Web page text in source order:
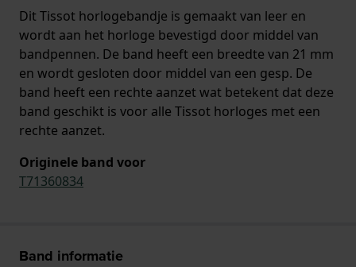
Dit Tissot horlogebandje is gemaakt van leer en
wordt aan het horloge bevestigd door middel van
bandpennen. De band heeft een breedte van 21 mm
en wordt gesloten door middel van een gesp. De
band heeft een rechte aanzet wat betekent dat deze
band geschikt is voor alle Tissot horloges met een
rechte aanzet.
Originele band voor
T71360834
Band informatie